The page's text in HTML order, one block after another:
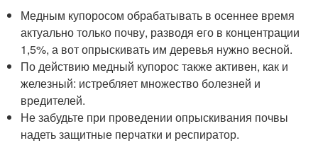
Медным купоросом обрабатывать в осеннее время
актуально только почву, разводя его в концентрации
1,5%, а вот опрыскивать им деревья нужно весной.
По действию медный купорос также активен, как и
железный: истребляет множество болезней и
вредителей.
Не забудьте при проведении опрыскивания почвы
надеть защитные перчатки и респиратор.